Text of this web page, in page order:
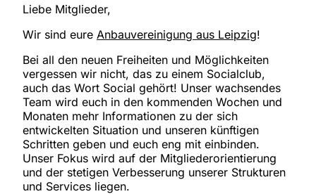
Liebe Mitglieder,
Wir sind eure Anbauvereinigung aus Leipzig!
Bei all den neuen Freiheiten und Möglichkeiten
vergessen wir nicht, das zu einem Socialclub,
auch das Wort Social gehört! Unser wachsendes
Team wird euch in den kommenden Wochen und
Monaten mehr Informationen zu der sich
entwickelten Situation und unseren künftigen
Schritten geben und euch eng mit einbinden.
Unser Fokus wird auf der Mitgliederorientierung
und der stetigen Verbesserung unserer Strukturen
und Services liegen.